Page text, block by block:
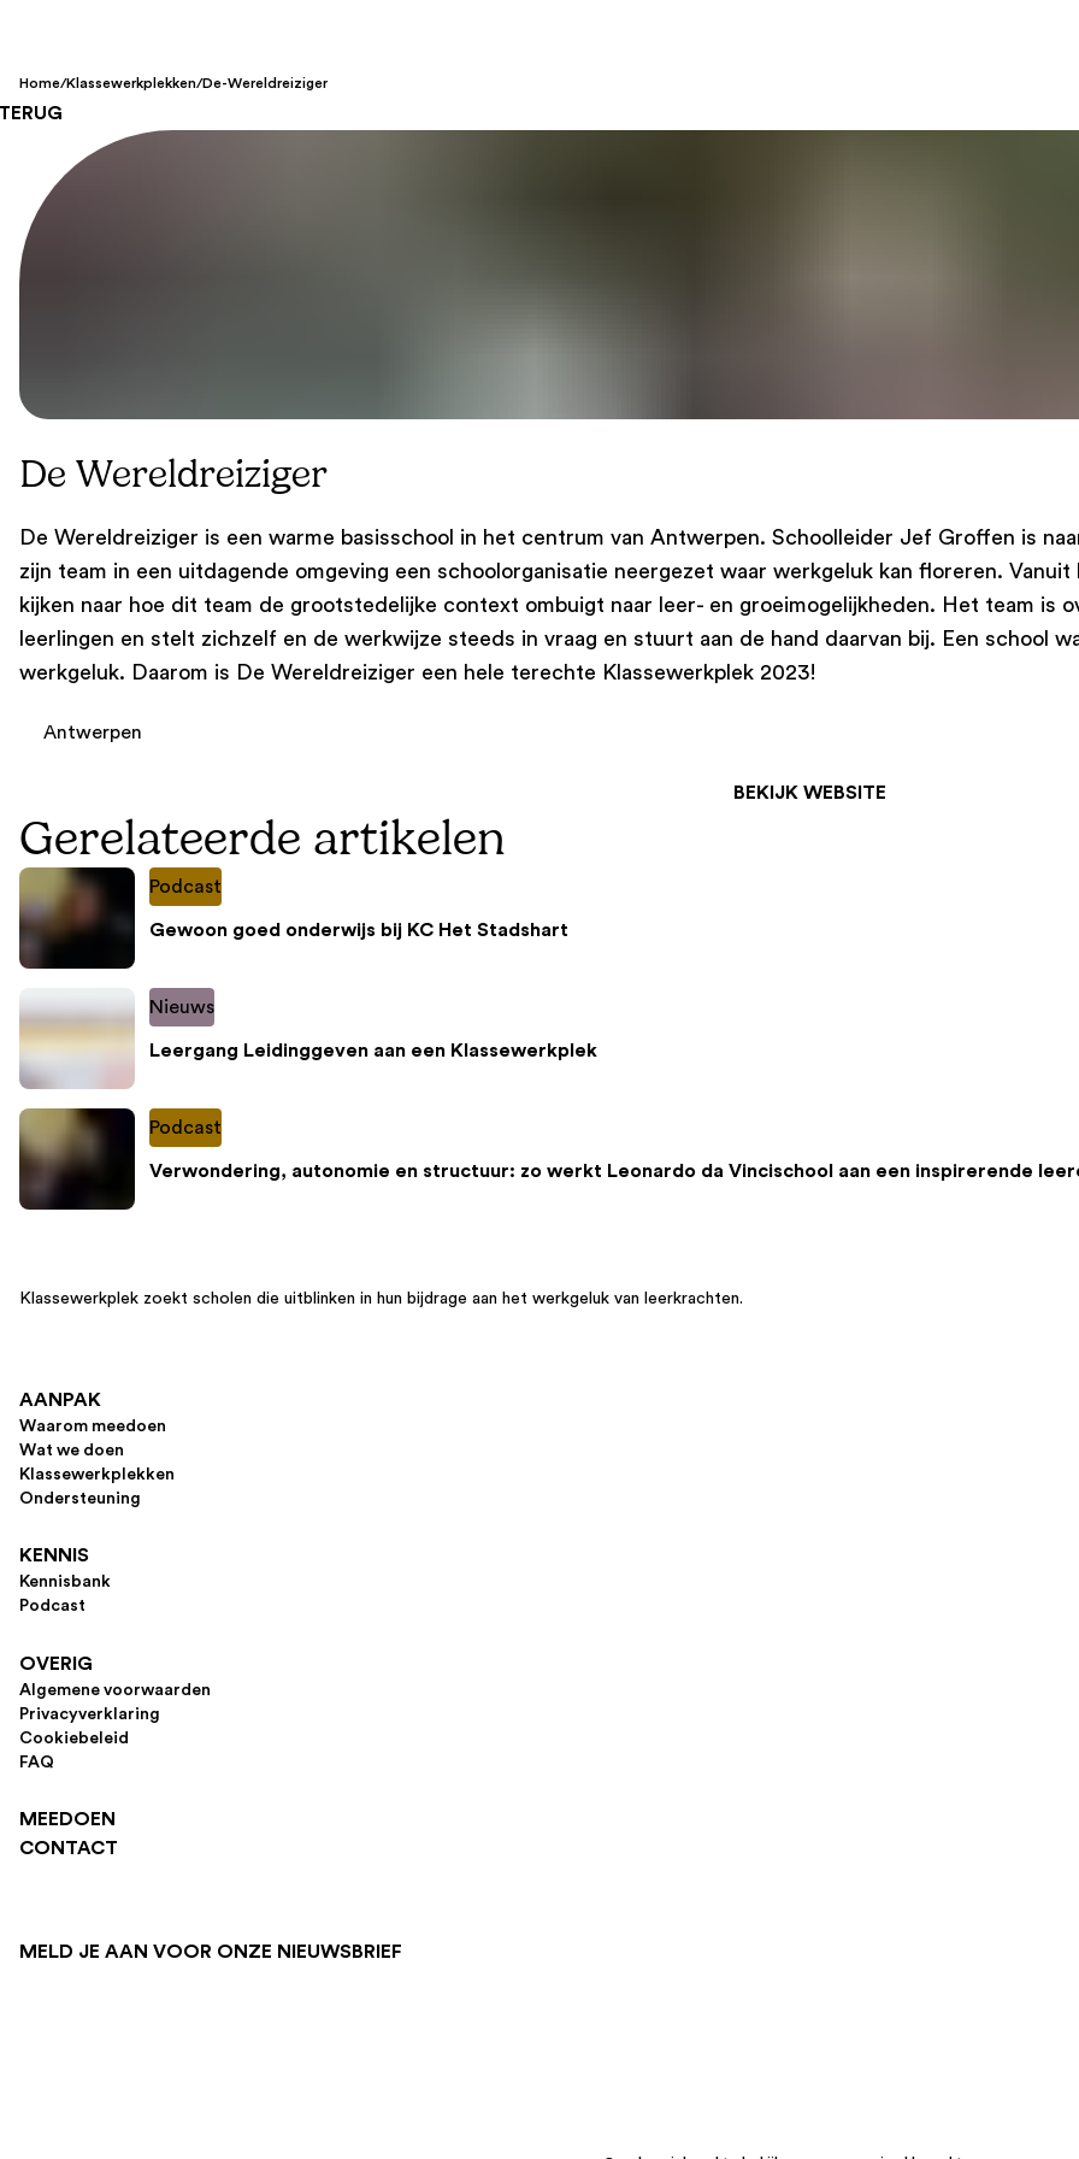
Home/Klassewerkplekken/De-Wereldreiziger
De Wereldreiziger
De Wereldreiziger is een warme basisschool in het centrum van Antwerpen. Schoolleider Jef Groffen is
zijn team in een uitdagende omgeving een schoolorganisatie neergezet waar werkgeluk kan floreren.
kijken naar hoe dit team de grootstedelijke context ombuigt naar leer- en groeimogelijkheden. Het team is
leerlingen en stelt zichzelf en de werkwijze steeds in vraag en stuurt aan de hand daarvan bij. Een school
werkgeluk. Daarom is De Wereldreiziger een hele terechte Klassewerkplek 2023!
Antwerpen
BEKIJK WEBSITE
Gerelateerde artikelen
Podcast
Gewoon goed onderwijs bij KC Het Stadshart
Nieuws
Leergang Leidinggeven aan een Klassewerkplek
Podcast
Verwondering, autonomie en structuur: zo werkt Leonardo da Vincischool aan een inspirerende
Klassewerkplek zoekt scholen die uitblinken in hun bijdrage aan het werkgeluk van leerkrachten.
AANPAK
Waarom meedoen
Wat we doen
Klassewerkplekken
Ondersteuning
KENNIS
Kennisbank
Podcast
OVERIG
Algemene voorwaarden
Privacyverklaring
Cookiebeleid
FAQ
MEEDOEN
CONTACT
MELD JE AAN VOOR ONZE NIEUWSBRIEF